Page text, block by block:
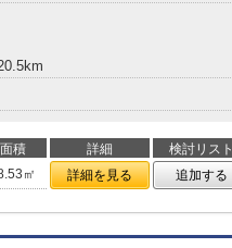
面積 詳細
検討リスト
㎡ 詳細を見る 追加する